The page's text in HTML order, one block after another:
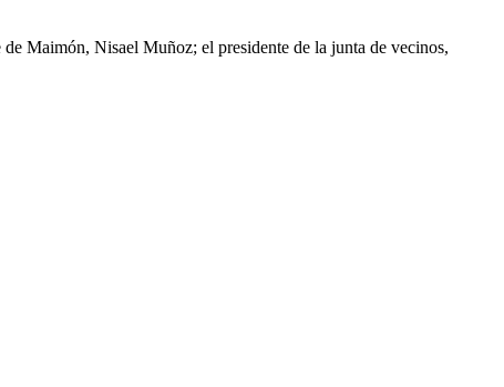
Maimón, Nisael Muñoz; el presidente de la junta de vecinos,